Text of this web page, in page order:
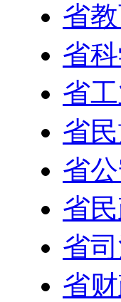
省
省
省
省
省
省
省
省